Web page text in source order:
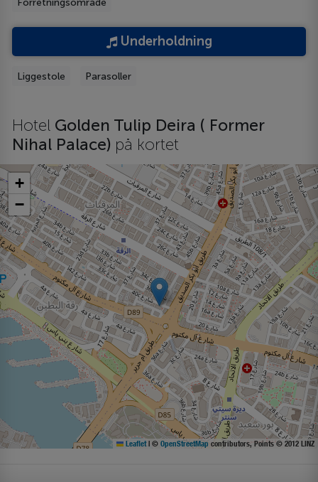
Underholdning
Liggestole Parasoller
Hotel Golden Tulip Deira ( Former
Nihal Palace) på kortet
+
−
Leaflet | © OpenStreetMap contributors, Points © 2012 LINZ